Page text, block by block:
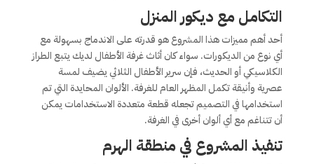
التكامل مع ديكور المنزل
أحد أهم مميزات هذا المشروع هو قدرته على الاندماج بسهولة مع
أي نوع من الديكورات. سواء كان أثاث غرفة الأطفال لديك يتبع الطراز
الكلاسيكي أو الحديث، فإن سرير الأطفال الثلاثي يضيف لمسة
عصرية وأنيقة تكمل المظهر العام للغرفة. الألوان المحايدة التي تم
استخدامها في التصميم تجعله قطعة متعددة الاستخدامات يمكن
أن تتناغم مع أي ألوان أخرى في الغرفة.
تنفيذ المشروع في منطقة الهرم